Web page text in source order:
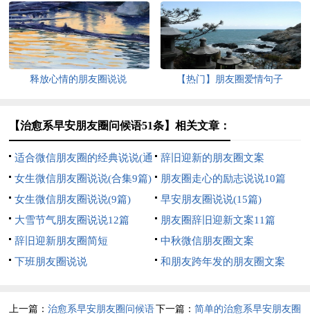
释放心情的朋友圈说说 【热门】朋友圈爱情句子
【治愈系早安朋友圈问候语51条】相关文章：
适合微信朋友圈的经典说说(通
用15篇)
辞旧迎新的朋友圈文案
女生微信朋友圈说说(合集9篇)
朋友圈走心的励志说说10篇
女生微信朋友圈说说(9篇)
早安朋友圈说说(15篇)
大雪节气朋友圈说说12篇
朋友圈辞旧迎新文案11篇
辞旧迎新朋友圈简短
中秋微信朋友圈文案
下班朋友圈说说
和朋友跨年发的朋友圈文案
上一篇：治愈系早安朋友圈问候语下一篇： 简单的治愈系早安朋友圈